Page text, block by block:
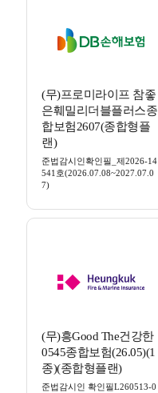
(무)프로미라이프 참좋
은훼밀리더블플러스종
합보험2607(종합형플
랜)
준법감시인확인필_제2026-14
541호(2026.07.08~2027.07.0
7)
(무)흥Good The건강한
0545종합보험(26.05)(1
종)(종합형플랜)
준법감시인 확인필L260513-0